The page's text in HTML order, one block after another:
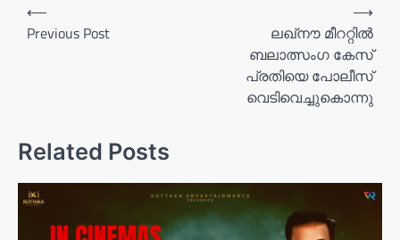
a
⟵
Previous Post
ലഖ്നൗ മീററ്റിൽ
ബലാത്സംഗ കേസ്
പ്രതിയെ പോലീസ്
വെടിവെച്ചുകൊന്നു
⟶
Related Posts